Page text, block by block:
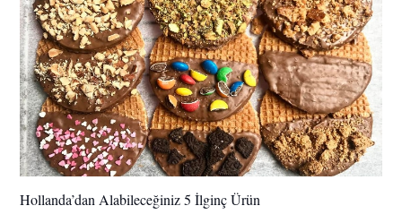
Hollanda’dan Alabileceğiniz 5 İlginç Ürün